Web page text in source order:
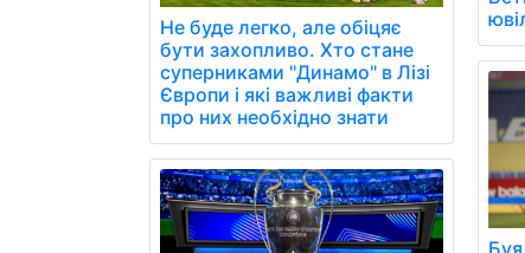
Не буде легко, але обіцяє
бути захопливо. Хто стане
суперниками "Динамо" в Лізі
Європи і які важливі факти
про них необхідно знати